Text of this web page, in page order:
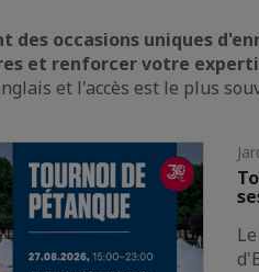
des occasions uniques
et renforcer votre
et l'accès est le plus